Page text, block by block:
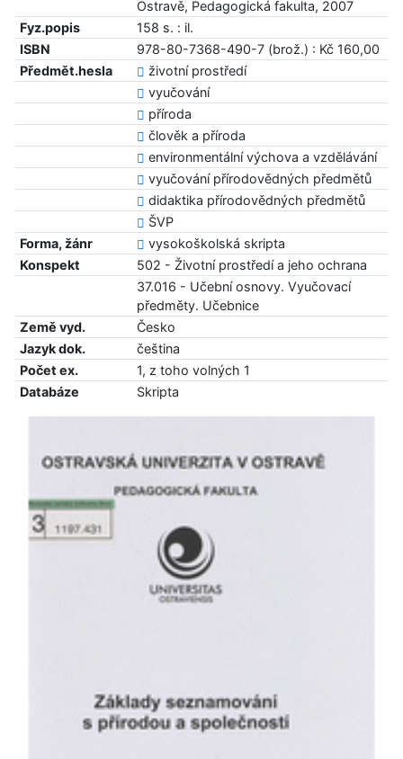
Ostravě, Pedagogická fakulta, 2007
Fyz.popis
158 s. : il.
ISBN
978-80-7368-490-7 (brož.) : Kč 160,00
Předmět.hesla
životní prostředí
vyučování
příroda
člověk a příroda
environmentální výchova a vzdělávání
vyučování přírodovědných předmětů
didaktika přírodovědných předmětů
ŠVP
Forma, žánr
vysokoškolská skripta
Konspekt
502 - Životní prostředí a jeho ochrana
37.016 - Učební osnovy. Vyučovací
předměty. Učebnice
Země vyd.
Česko
Jazyk dok.
čeština
Počet ex.
1, z toho volných 1
Databáze
Skripta